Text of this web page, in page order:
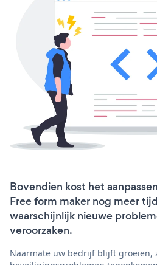
Bovendien kost het
Free form maker nog meer
waarschijnlijk nieuwe
veroorzaken.
Naarmate uw bedrijf blijft groeien,